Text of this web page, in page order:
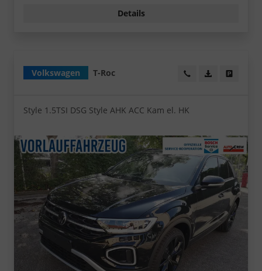
Details
Volkswagen T-Roc Wir rufen Sie an!
PDF-Datei,
Style 1.5TSI DSG Style AHK ACC Kam el. HK